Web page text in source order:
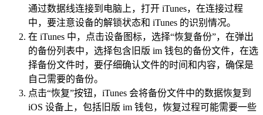
通过数据线连接到电脑上，打开 iTunes，在连接过程
中，要注意设备的解锁状态和 iTunes 的识别情况。
在 iTunes 中，点击设备图标，选择“恢复备份”，在弹出
的备份列表中，选择包含旧版 im 钱包的备份文件，在选
择备份文件时，要仔细确认文件的时间和内容，确保是
自己需要的备份。
点击“恢复”按钮，iTunes 会将备份文件中的数据恢复到
iOS 设备上，包括旧版 im 钱包，恢复过程可能需要一些